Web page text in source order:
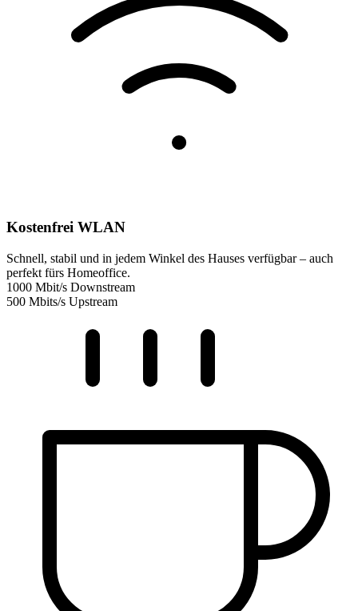
Kostenfrei WLAN
Schnell, stabil und in jedem Winkel des Hauses verfügbar – auch
perfekt fürs Homeoffice.
1000 Mbit/s Downstream
500 Mbits/s Upstream